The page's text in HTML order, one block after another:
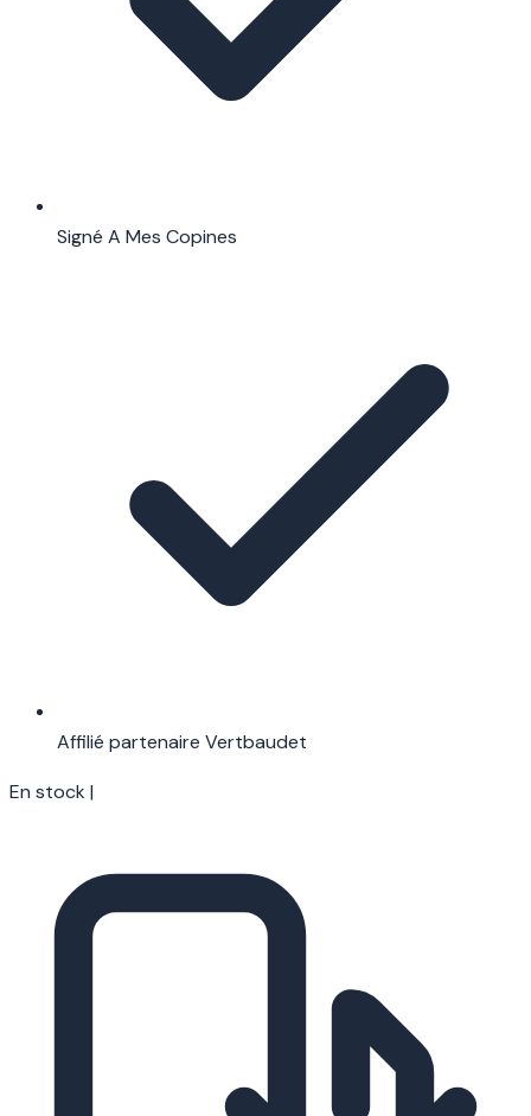
Signé A Mes Copines
Affilié partenaire Vertbaudet
En stock |